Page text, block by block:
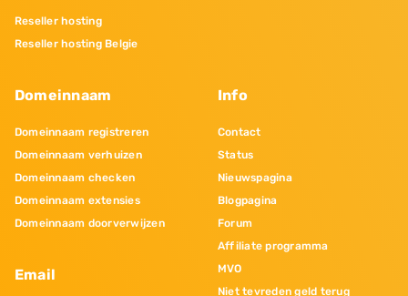
Reseller hosting
Reseller hosting Belgie
Domeinnaam
Domeinnaam registreren
Domeinnaam verhuizen
Domeinnaam checken
Domeinnaam extensies
Domeinnaam doorverwijzen
Email
Info
Contact
Status
Nieuwspagina
Blogpagina
Forum
Affiliate programma
MVO
Niet tevreden geld terug